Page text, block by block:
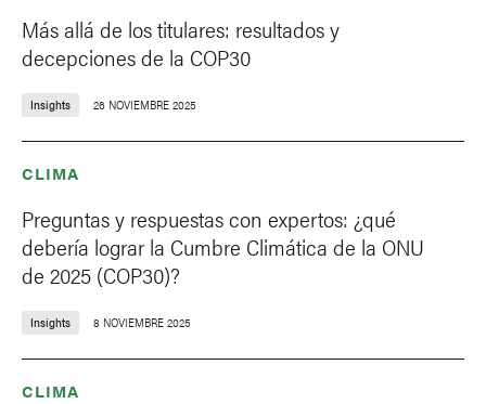
Más allá de los titulares: resultados y
decepciones de la COP30
Insights 26 NOVIEMBRE 2025
CLIMA
Preguntas y respuestas con expertos: ¿qué
debería lograr la Cumbre Climática de la ONU
de 2025 (COP30)?
Insights 8 NOVIEMBRE 2025
CLIMA